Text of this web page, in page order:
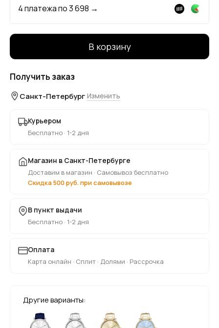
4 платежа по3 698 →
В корзину
Получить заказ
Санкт-Петербург Изменить
Курьером
Бесплатно · 1-2 дня
Магазин в Санкт-Петербурге
Доставим в магазин · Самовывоз бесплатно
Скидка 500 руб. при самовывозе
В пункт выдачи
Бесплатно · 1-2 дня
Оплата
Карта онлайн · Сплит · Долями · Рассрочка
Другие варианты: